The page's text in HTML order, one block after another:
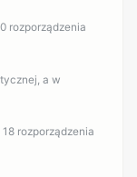
rozporządzenia
a w
rozporządzenia